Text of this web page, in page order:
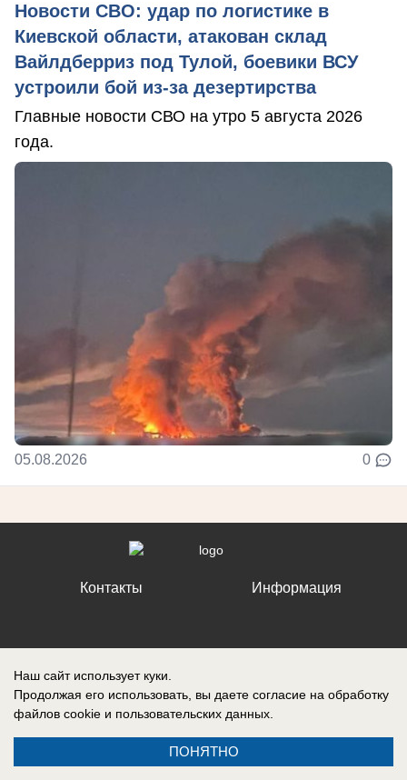
Новости СВО: удар по логистике в
Киевской области, атакован склад
Вайлдберриз под Тулой, боевики ВСУ
устроили бой из-за дезертирства
Главные новости СВО на утро 5 августа 2026
года.
05.08.2026 0
Контакты Информация
Регистрационный номер №: ЭЛ № ФС 77 – 87210, выдано
Федеральной службой по надзору в сфере связи, информационных
технологий и массовых коммуникаций (Роскомнадзор) 27 апреля 2024
Наш сайт использует куки.
Продолжая его использовать, вы даете согласие на обработку
файлов cookie и пользовательских данных.
ПОНЯТНО